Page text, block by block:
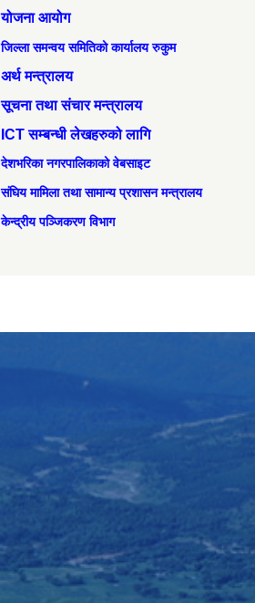
योजना आयोग
जिल्ला समन्वय समितिको कार्यालय रुकुम
अर्थ मन्त्रालय
सूचना तथा संचार मन्त्रालय
ICT सम्बन्धी लेखहरुको लागि
देशभरिका नगरपालिकाको वेबसाइट
संघिय मामिला तथा सामान्‍य प्रशासन मन्त्रालय
केन्द्रीय पञ्जिकरण विभाग